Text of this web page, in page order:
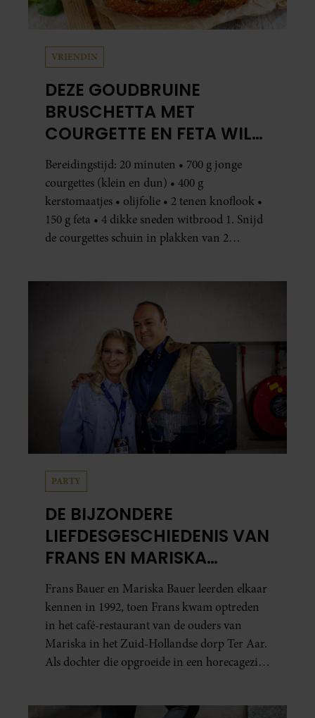
VRIENDIN
DEZE GOUDBRUINE
BRUSCHETTA MET
COURGETTE EN FETA WIL
JE METEEN MAKEN
Bereidingstijd: 20 minuten • 700 g jonge
courgettes (klein en dun) • 400 g
kerstomaatjes • olijfolie • 2 tenen knoflook •
150 g feta • 4 dikke sneden witbrood 1. Snijd
de courgettes schuin in plakken van 2
PARTY
DE BIJZONDERE
LIEFDESGESCHIEDENIS VAN
FRANS EN MARISKA
BAUER: OOK IN BED
ELKAARS EERSTE
Frans Bauer en Mariska Bauer leerden elkaar
kennen in 1992, toen Frans kwam optreden
in het café-restaurant van de ouders van
Mariska in het Zuid-Hollandse dorp Ter Aar.
Als dochter die opgroeide in een horecagezin